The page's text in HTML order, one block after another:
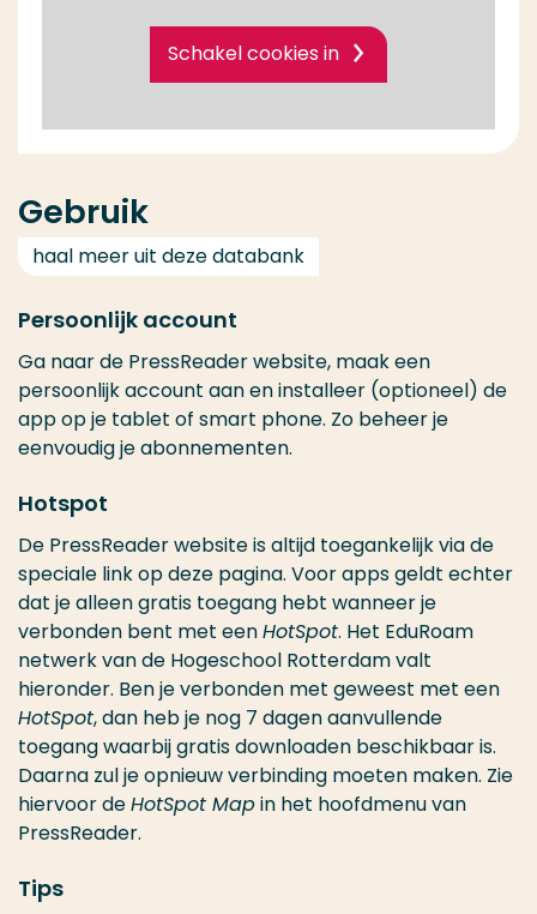
Schakel cookies in
Gebruik
haal meer uit deze databank
Persoonlijk account
Ga naar de PressReader website, maak een
persoonlijk account aan en installeer (optioneel) de
app op je tablet of smart phone. Zo beheer je
eenvoudig je abonnementen.
Hotspot
De PressReader website is altijd toegankelijk via de
speciale link op deze pagina. Voor apps geldt echter
dat je alleen gratis toegang hebt wanneer je
verbonden bent met eenHotSpot. Het EduRoam
netwerk van de Hogeschool Rotterdam valt
hieronder. Ben je verbonden met geweest met een
HotSpot, dan heb je nog 7 dagen aanvullende
toegang waarbij gratis downloaden beschikbaar is.
Daarna zul je opnieuw verbinding moeten maken. Zie
hiervoor deHotSpot Mapin het hoofdmenu van
PressReader.
Tips